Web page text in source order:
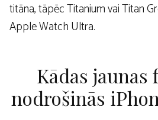
titāna, tāpēc Titanium vai Titan
Apple Watch Ultra.
Kādas jaunas
nodrošinās